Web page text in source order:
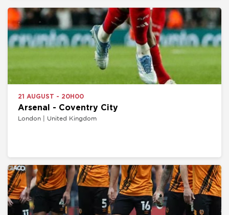
21 AUGUST - 20H00
Arsenal - Coventry City
London | United Kingdom